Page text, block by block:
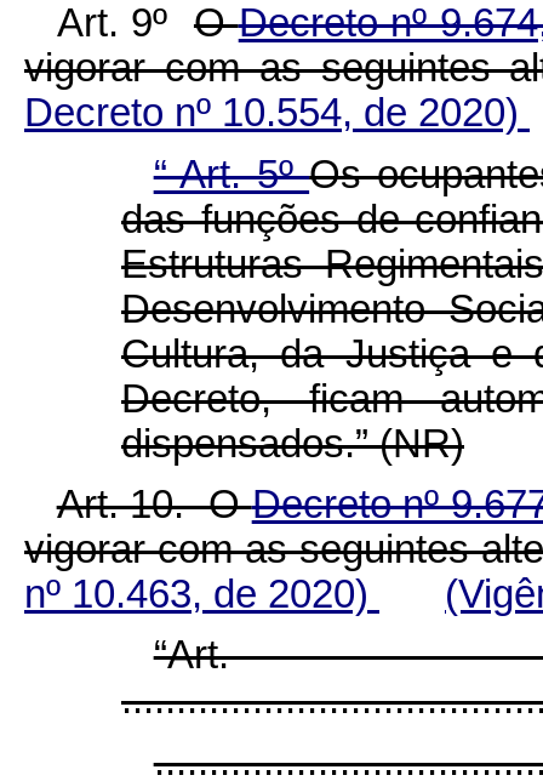
Art. 9º ODecreto nº
vigorar com as seguintes
Decreto nº 10.554, de 2020)
“ Art. 5ºOs
das funções de
Estruturas
Desenvolvimento
Cultura, da Justiça e
Decreto, ficam
dispensados.” (NR)
Art. 10. ODecreto nº
vigorar com as seguintes
nº 10.463, de 2020)